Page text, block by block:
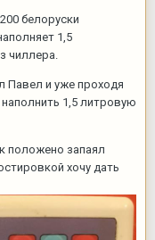
белоруски
1,5
чиллера.
Павел и уже проходя
1,5 литровую
положено запаял
хочу дать